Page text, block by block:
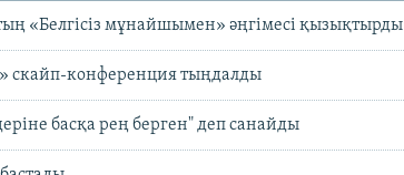
«Белгісіз мұнайшымен» әңгімесі қызықтырды
скайп-конференция тыңдалды
басқа рең берген" деп санайды